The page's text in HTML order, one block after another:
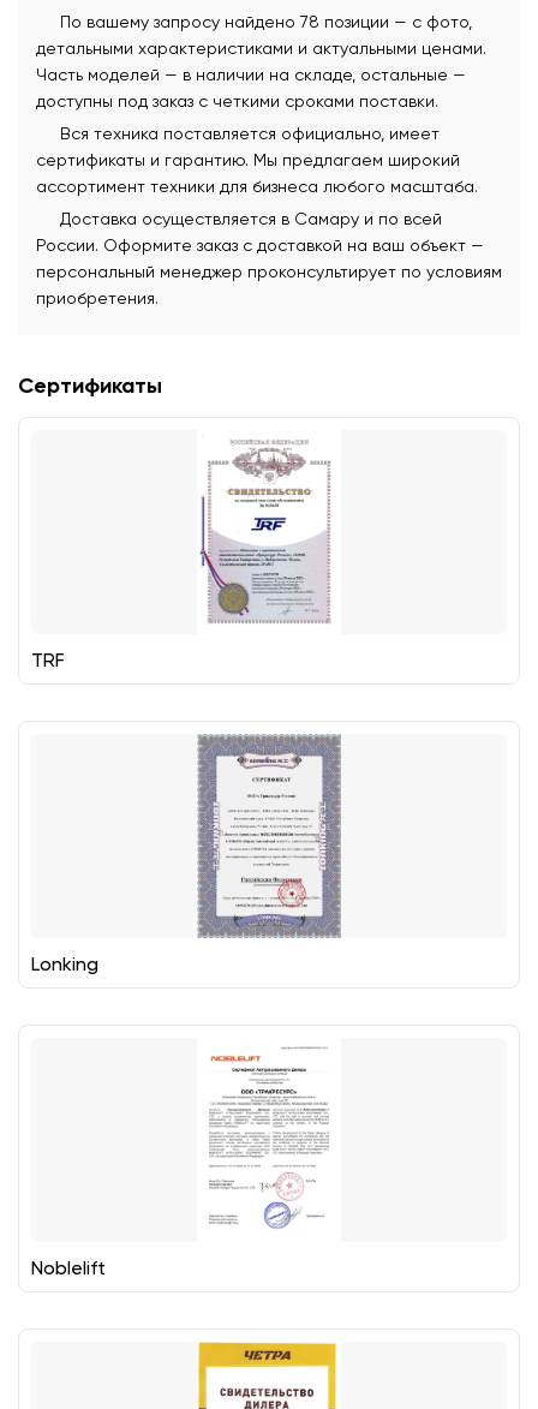
По вашему запросу найдено 78 позиции — с фото,
детальными характеристиками и актуальными ценами.
Часть моделей — в наличии на складе, остальные —
доступны под заказ с четкими сроками поставки.
Вся техника поставляется официально, имеет
сертификаты и гарантию. Мы предлагаем широкий
ассортимент техники для бизнеса любого масштаба.
Доставка осуществляется в Самару и по всей
России. Оформите заказ с доставкой на ваш объект —
персональный менеджер проконсультирует по условиям
приобретения.
Сертификаты
TRF
Lonking
Noblelift